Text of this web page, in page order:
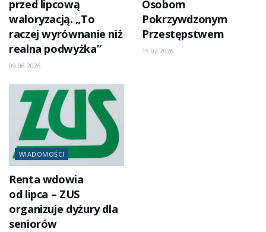
przed lipcową
waloryzacją. „To
raczej wyrównanie niż
realna podwyżka”
09.06.2026
Osobom
Pokrzywdzonym
Przestępstwem
15.02.2026
WIADOMOŚCI
Renta wdowia
od lipca – ZUS
organizuje dyżury dla
seniorów